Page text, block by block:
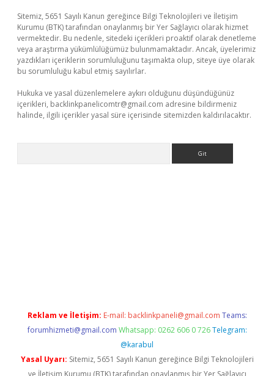
Sitemiz, 5651 Sayılı Kanun gereğince Bilgi Teknolojileri ve İletişim
Kurumu (BTK) tarafından onaylanmış bir Yer Sağlayıcı olarak hizmet
vermektedir. Bu nedenle, sitedeki içerikleri proaktif olarak denetleme
veya araştırma yükümlülüğümüz bulunmamaktadır. Ancak, üyelerimiz
yazdıkları içeriklerin sorumluluğunu taşımakta olup, siteye üye olarak
bu sorumluluğu kabul etmiş sayılırlar.
Hukuka ve yasal düzenlemelere aykırı olduğunu düşündüğünüz
içerikleri, backlinkpanelicomtr@gmail.com adresine bildirmeniz
halinde, ilgili içerikler yasal süre içerisinde sitemizden kaldırılacaktır.
Reklam ve İletişim: E-mail: backlinkpaneli@gmail.com Teams:
forumhizmeti@gmail.com Whatsapp: 0262 606 0 726 Telegram:
@karabul
Yasal Uyarı: Sitemiz, 5651 Sayılı Kanun gereğince Bilgi Teknolojileri
ve İletişim Kurumu (BTK) tarafından onaylanmış bir Yer Sağlayıcı